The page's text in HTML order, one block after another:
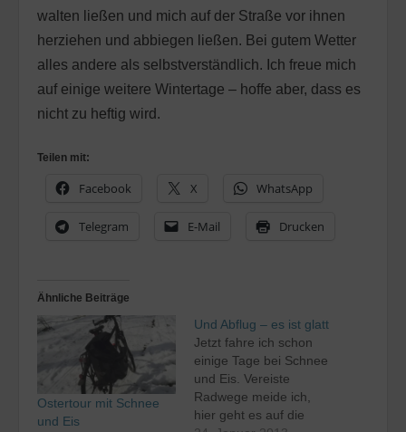
walten ließen und mich auf der Straße vor ihnen
herziehen und abbiegen ließen. Bei gutem Wetter
alles andere als selbstverständlich. Ich freue mich
auf einige weitere Wintertage – hoffe aber, dass es
nicht zu heftig wird.
Teilen mit:
Facebook X WhatsApp
Telegram E-Mail Drucken
Ähnliche Beiträge
Ostertour mit Schnee
und Eis
Und Abflug – es ist glatt
Jetzt fahre ich schon
einige Tage bei Schnee
und Eis. Vereiste
Radwege meide ich,
hier geht es auf die